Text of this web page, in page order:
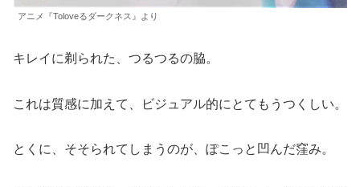
アニメ『Toloveるダークネス』より
キレイに剃られた、つるつるの脇。
これは質感に加えて、ビジュアル的にとてもうつくしい。
とくに、そそられてしまうのが、ぽこっと凹んだ窪み。